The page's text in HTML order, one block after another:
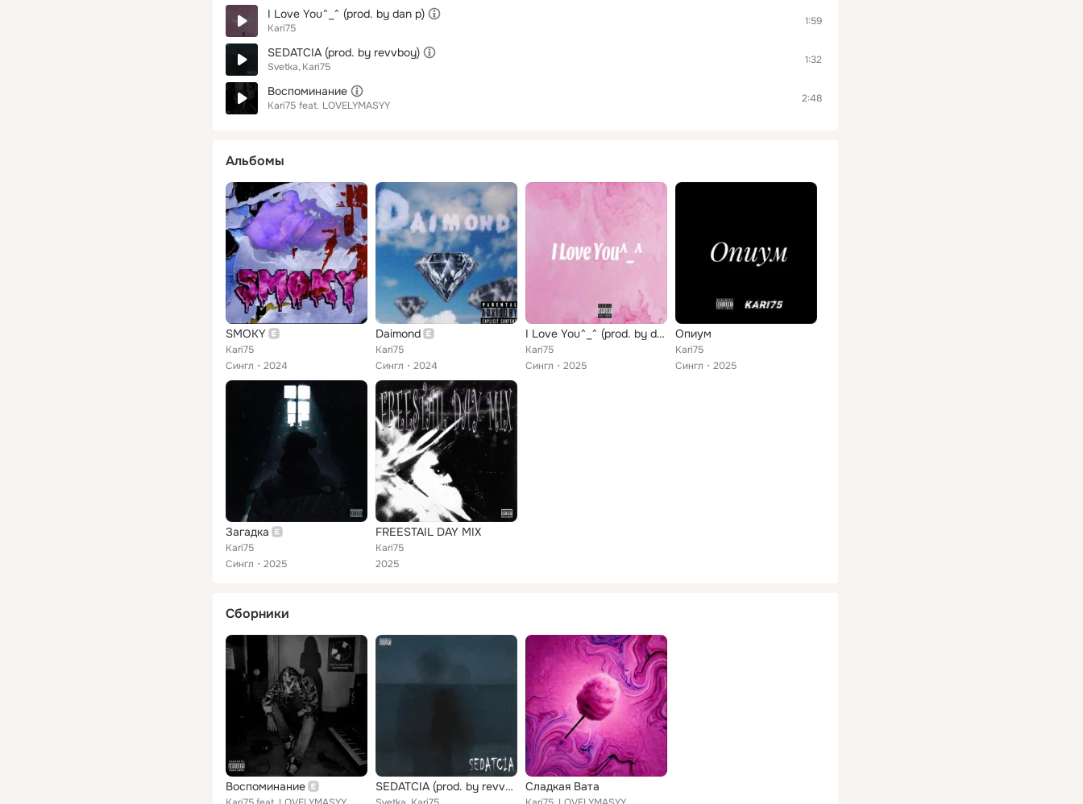
I Love You^_^ (prod. by dan p)
Kari75
1:59
SEDATCIA (prod. by revvboy)
Svetka Kari75
1:32
Воспоминание
Kari75 feat. LOVELYMASYY
2:48
Альбомы
SMOKY
Kari75
Сингл
2024
Daimond
Kari75
Сингл
2024
I Love You^_^ (prod. by dan p)
Kari75
Сингл
2025
Опиум
Kari75
Сингл
2025
Загадка
Kari75
Сингл
2025
FREESTAIL DAY MIX
Kari75
2025
Сборники
Воспоминание SEDATCIA (prod. by revvboy) Сладкая Вата